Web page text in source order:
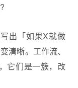
出「如果X就做
清晰。工作流、
它们是一簇，改